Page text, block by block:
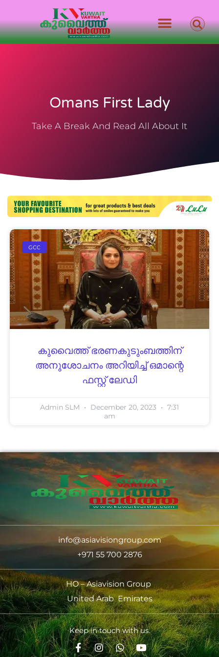
Omans First Lady
Take A Break And Read All About It
GCC
കുവൈത്ത് ഭരണകുടുംബത്തിന്
അനുശോചനം അറിയിച്ച് ഒമാന്റെ
ഫസ്റ്റ് ലേഡി
Admin SLM December 20, 2023
7:31
am
info@asiavisiongroup.com
+971 55 700 2876
HO – Asiavision Group
United Arab Emirates
Keep in touch with us.